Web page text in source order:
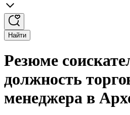
Найти
Резюме
должность
менеджера в